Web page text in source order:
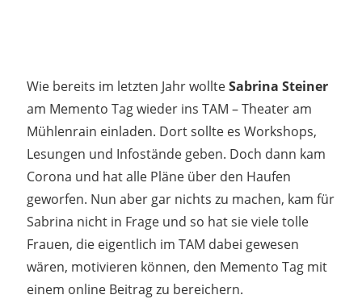
Wie bereits im letzten Jahr wollteSabrina Steiner
am Memento Tag wieder ins TAM – Theater am
Mühlenrain einladen. Dort sollte es Workshops,
Lesungen und Infostände geben. Doch dann kam
Corona und hat alle Pläne über den Haufen
geworfen. Nun aber gar nichts zu machen, kam für
Sabrina nicht in Frage und so hat sie viele tolle
Frauen, die eigentlich im TAM dabei gewesen
wären, motivieren können, den Memento Tag mit
einem online Beitrag zu bereichern.